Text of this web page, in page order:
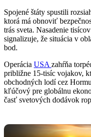
Spojené štáty spustili
ktorá má obnoviť
trás sveta. Nasadenie
signalizuje, že situácia v
bod.
Operácia USA zahŕňa
približne 15-tisíc vojakov,
obchodných lodí cez
kľúčový pre globálnu
časť svetových dodávok